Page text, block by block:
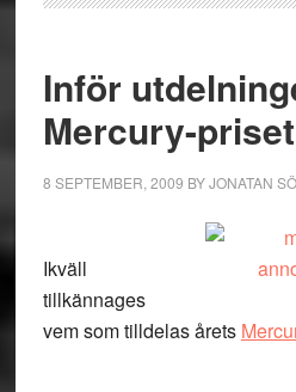
Inför
Mercury-priset
8 SEPTEMBER, 2009 BYJONATAN
Ikväll
tillkännages
vem som tilldelas årets